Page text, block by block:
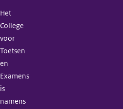
Het
College
voor
Toetsen
en
Examens
is
namens